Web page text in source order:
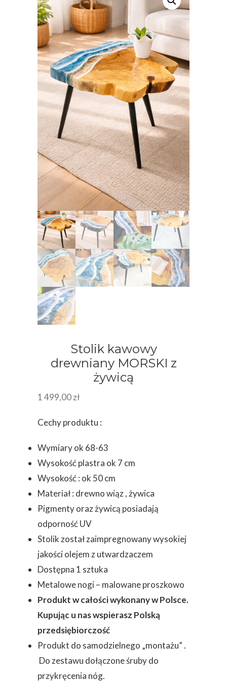
Stolik kawowy
drewniany MORSKI z
żywicą
1 499,00zł
Cechy produktu :
Wymiary ok 68-63
Wysokość plastra ok 7 cm
Wysokość : ok 50 cm
Materiał : drewno wiąz , żywica
Pigmenty oraz żywicą posiadają
odporność UV
Stolik został zaimpregnowany wysokiej
jakości olejem z utwardzaczem
Dostępna 1 sztuka
Metalowe nogi – malowane proszkowo
Produkt w całości wykonany w Polsce.
Kupując u nas wspierasz Polską
przedsiębiorczość
Produkt do samodzielnego „montażu” .
Do zestawu dołączone śruby do
przykręcenia nóg.